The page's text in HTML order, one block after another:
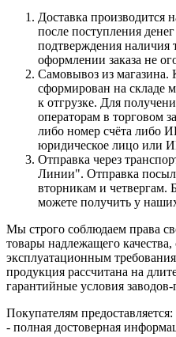
Доставка производится
после поступления
подтверждения наличия
оформлении заказа не
Самовывоз из магазина.
сформирован на складе
к отгрузке. Для
операторам в торговом
либо номер счёта либо
юридическое лицо или
Отправка через
Линии". Отправка
вторникам и
можете получить у
Мы строго соблюдаем права
товары надлежащего
эксплуатационным
продукция рассчитана на
гарантийные условия
Покупателям предоставляется:
- полная достоверная